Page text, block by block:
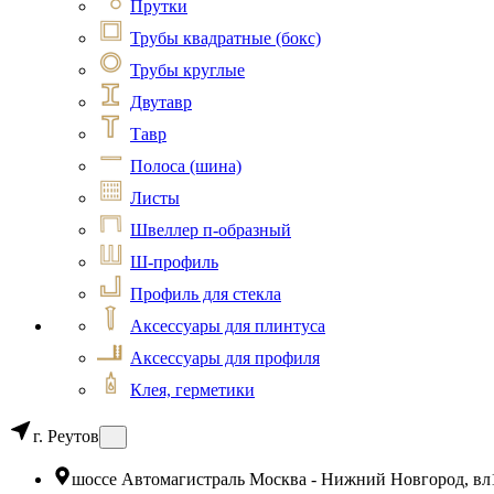
Прутки
Трубы квадратные (бокс)
Трубы круглые
Двутавр
Тавр
Полоса (шина)
Листы
Швеллер п-образный
Ш-профиль
Профиль для стекла
Аксессуары для плинтуса
Аксессуары для профиля
Клея, герметики
г. Реутов
шоссе Автомагистраль Москва - Нижний Новгород,